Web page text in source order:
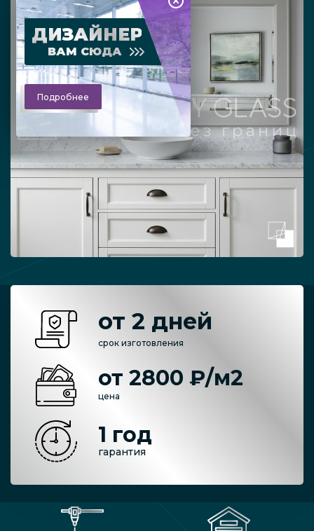
ДИЗАЙНЕР
ВАМ СЮДА
Подробнее
от 2 дней
срок изготовления
от 2800 ₽/м2
цена
1 год
гарантия